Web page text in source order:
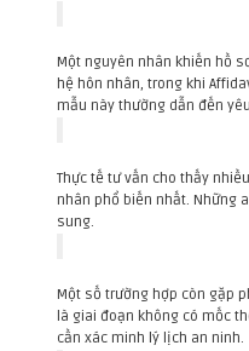
Một nguyên nhân khiến hồ
hệ hôn nhân, trong khi
mẫu này thường dẫn đến
Thực tế tư vấn cho thấy
nhân phổ biến nhất. Những
sung.
Một số trường hợp còn gặp
là giai đoạn không có mốc
cần xác minh lý lịch an ninh.